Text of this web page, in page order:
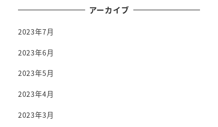
アーカイブ
2023年7月
2023年6月
2023年5月
2023年4月
2023年3月